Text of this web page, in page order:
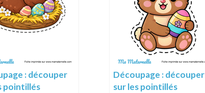
: découper
pointillés
Découpage : découper
sur les pointillés